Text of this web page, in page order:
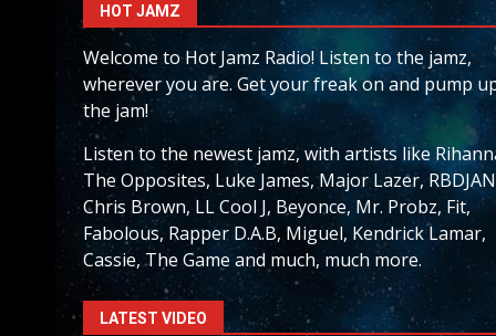
HOT JAMZ
Welcome to Hot Jamz Radio! Listen to the jamz,
wherever you are. Get your freak on and pump
the jam!
Listen to the newest jamz, with artists like
The Opposites, Luke James, Major Lazer,
Chris Brown, LL Cool J, Beyonce, Mr. Probz, Fit,
Fabolous, Rapper D.A.B, Miguel, Kendrick Lamar,
Cassie, The Game and much, much more.
LATEST VIDEO